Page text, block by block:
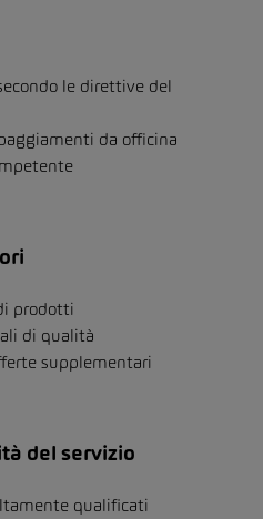
le direttive del
da officina
prodotti
di qualità
supplementari
del servizio
qualificati